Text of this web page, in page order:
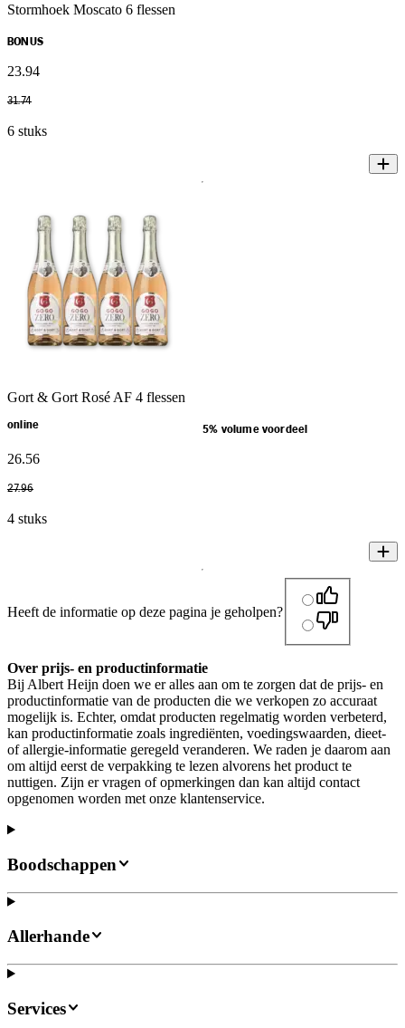
Stormhoek Moscato 6 flessen
BONUS
23.94
31.74
6 stuks
Gort & Gort Rosé AF 4 flessen
online 5% volume voordeel
26.56
27.96
4 stuks
Heeft de informatie op deze pagina je geholpen?
Over prijs- en productinformatie
Bij Albert Heijn doen we er alles aan om te zorgen dat de prijs- en
productinformatie van de producten die we verkopen zo accuraat
mogelijk is. Echter, omdat producten regelmatig worden verbeterd,
kan productinformatie zoals ingrediënten, voedingswaarden, dieet-
of allergie-informatie geregeld veranderen. We raden je daarom aan
om altijd eerst de verpakking te lezen alvorens het product te
nuttigen. Zijn er vragen of opmerkingen dan kan altijd contact
opgenomen worden met onze klantenservice.
Boodschappen
Allerhande
Services